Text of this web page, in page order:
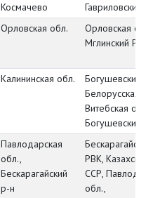
Космачево
Гавриловский р-н
Орловская обл.
Орловская обл.,
Мглинский РВК
Калининская обл.
Богушевский
Белорусская
Витебская обл.,
Богушевский р-н
Павлодарская
обл.,
Бескарагайский
р-н
Бескарагайский
РВК, Казахская
ССР,
обл.,